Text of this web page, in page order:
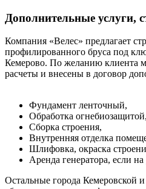
Дополнительные услуги,
Компания «Велес» предлагает
профилированного бруса под
Кемерово. По желанию клиента
расчеты и внесены в договор
Фундамент ленточный,
Обработка огнебиозащитой,
Сборка строения,
Внутренняя отделка
Шлифовка, окраска
Аренда генератора, если на
Остальные города Кемеровской